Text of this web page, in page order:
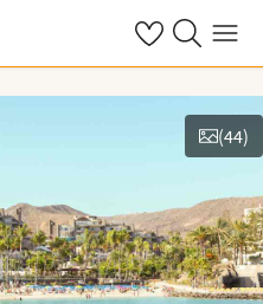
Se dine sparte
Søk påMeny
(44)